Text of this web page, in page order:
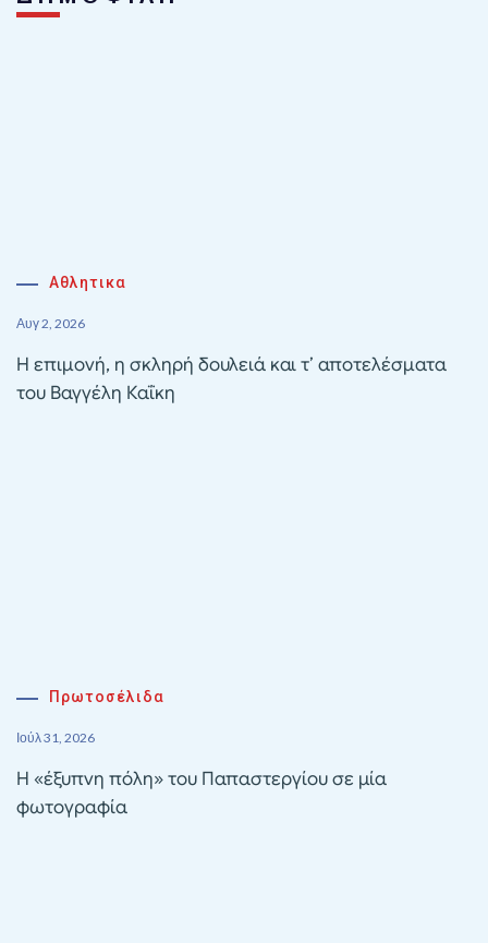
Αθλητικα
Αυγ 2, 2026
Η επιμονή, η σκληρή δουλειά και τ’ αποτελέσματα
του Βαγγέλη Καΐκη
Πρωτοσέλιδα
Ιούλ 31, 2026
Η «έξυπνη πόλη» του Παπαστεργίου σε μία
φωτογραφία